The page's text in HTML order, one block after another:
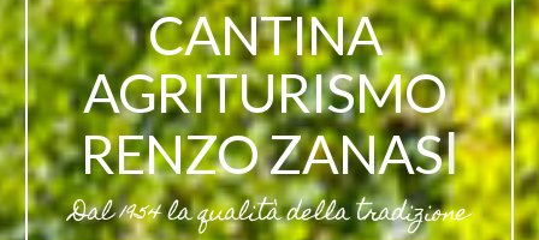
CANTINA
AGRITURISMO
RENZO ZANASI
Dal1954 la qualità della tradizione